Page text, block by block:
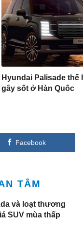
Hyundai Palisade thế
gây sốt ở Hàn Quốc
Facebook
TÂM
và loạt thương
SUV mùa thấp